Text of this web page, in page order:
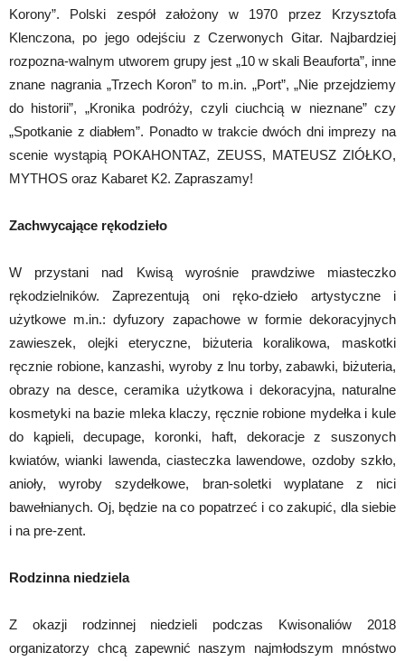
Korony”. Polski zespół założony w 1970 przez Krzysztofa
Klenczona, po jego odejściu z Czerwonych Gitar. Najbardziej
rozpozna-walnym utworem grupy jest „10 w skali Beauforta”, inne
znane nagrania „Trzech Koron” to m.in. „Port”, „Nie przejdziemy
do historii”, „Kronika podróży, czyli ciuchcią w nieznane” czy
„Spotkanie z diabłem”. Ponadto w trakcie dwóch dni imprezy na
scenie wystąpią POKAHONTAZ, ZEUSS, MATEUSZ ZIÓŁKO,
MYTHOS oraz Kabaret K2. Zapraszamy!
Zachwycające rękodzieło
W przystani nad Kwisą wyrośnie prawdziwe miasteczko
rękodzielników. Zaprezentują oni ręko-dzieło artystyczne i
użytkowe m.in.: dyfuzory zapachowe w formie dekoracyjnych
zawieszek, olejki eteryczne, biżuteria koralikowa, maskotki
ręcznie robione, kanzashi, wyroby z lnu torby, zabawki, biżuteria,
obrazy na desce, ceramika użytkowa i dekoracyjna, naturalne
kosmetyki na bazie mleka klaczy, ręcznie robione mydełka i kule
do kąpieli, decupage, koronki, haft, dekoracje z suszonych
kwiatów, wianki lawenda, ciasteczka lawendowe, ozdoby szkło,
anioły, wyroby szydełkowe, bran-soletki wyplatane z nici
bawełnianych. Oj, będzie na co popatrzeć i co zakupić, dla siebie
i na pre-zent.
Rodzinna niedziela
Z okazji rodzinnej niedzieli podczas Kwisonaliów 2018
organizatorzy chcą zapewnić naszym najmłodszym mnóstwo